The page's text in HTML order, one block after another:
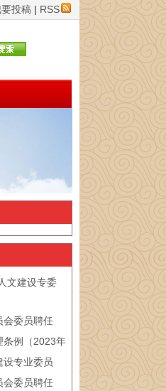
投稿 | RSS
文建设专委
会委员聘任
条例（2023年
设专业委员
会委员聘任